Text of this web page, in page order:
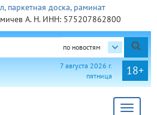
А. Н. ИНН: 575207862800
по новостям
18+
7 августа 2026 г.
пятница
Toggle